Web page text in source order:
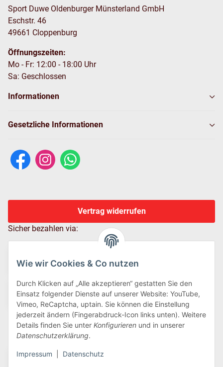
Wie wir Cookies & Co nutzen
Durch Klicken auf „Alle akzeptieren“ gestatten Sie den
Einsatz folgender Dienste auf unserer Website: YouTube,
Vimeo, ReCaptcha, uptain. Sie können die Einstellung
jederzeit ändern (Fingerabdruck-Icon links unten). Weitere
Details finden Sie unter Konfigurieren und in unserer
Datenschutzerklärung.
Impressum Datenschutz
Sport Duwe Oldenburger Münsterland GmbH
Eschstr. 46
49661 Cloppenburg
Öffnungszeiten:
Mo - Fr: 12:00 - 18:00 Uhr
Sa: Geschlossen
Informationen
Gesetzliche Informationen
Vertrag widerrufen
Sicher bezahlen via:
Wir versenden via: